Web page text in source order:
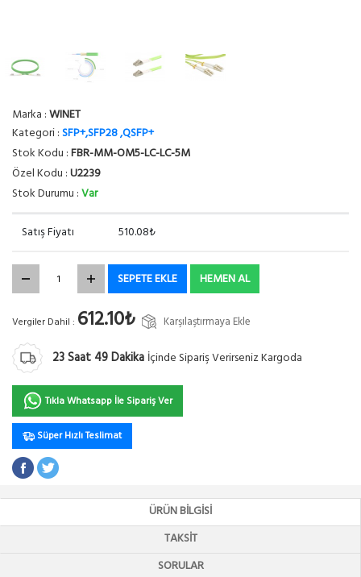
Marka :WINET
Kategori :SFP+,SFP28 ,QSFP+
Stok Kodu :FBR-MM-OM5-LC-LC-5M
Özel Kodu :U2239
Stok Durumu :Var
Satış Fiyatı 510.08₺
SEPETE EKLE HEMEN AL
Vergiler Dahil : 612.10₺ Karşılaştırmaya Ekle
23Saat 49Dakika İçinde Sipariş Verirseniz Kargoda
Tıkla Whatsapp İle Sipariş Ver
Süper Hızlı Teslimat
ÜRÜN BILGISI
TAKSIT
SORULAR